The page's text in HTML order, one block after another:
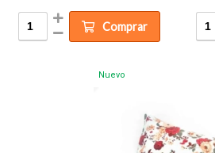
Comprar
Nuevo